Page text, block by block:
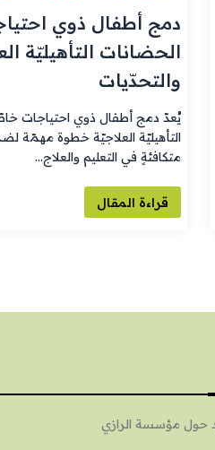
دمج أطفال ذوي
الحضانات التأهيليّة
والتحدّيات
يُعدّ دمج أطفال ذوي احتياجات
التأهيليّة العلاجيّة خطوة
متكافئةٍ في التعليم والعلاج…
قراءة المقال
حول مؤسسة الرازي